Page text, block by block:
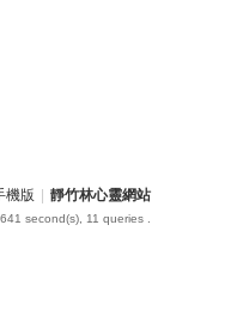
機版 靜竹林心靈網站
second(s), 11 queries .